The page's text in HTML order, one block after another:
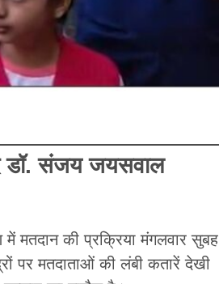
डॉ. संजय जयसवाल
मतदान की प्रक्रिया मंगलवार सुबह
पर मतदाताओं की लंबी कतारें देखी